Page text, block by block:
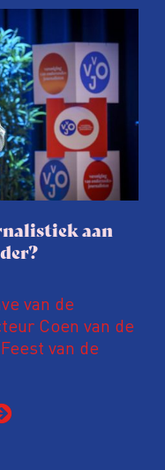
met
juridische
Dat kost
zij stress en
of
niet door.
aan
van de
Coen van de
van de
relatie tussen
aan de